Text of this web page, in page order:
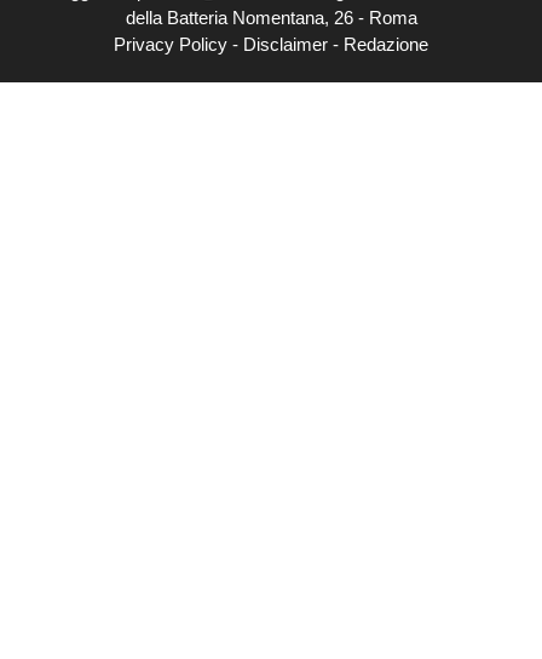
della Batteria Nomentana, 26 - Roma
Privacy Policy - Disclaimer - Redazione